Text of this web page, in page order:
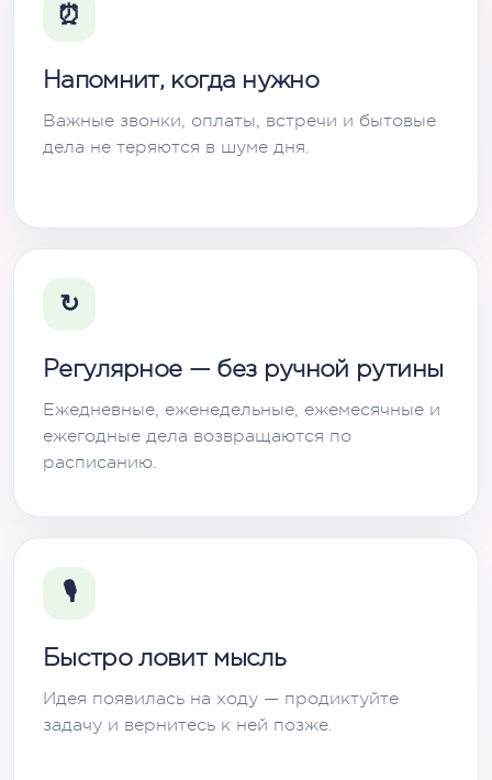
⏰
Напомнит, когда нужно
Важные звонки, оплаты, встречи и бытовые
дела не теряются в шуме дня.
↻
Регулярное — без ручной рутины
Ежедневные, еженедельные, ежемесячные и
ежегодные дела возвращаются по
расписанию.
🎙
Быстро ловит мысль
Идея появилась на ходу — продиктуйте
задачу и вернитесь к ней позже.